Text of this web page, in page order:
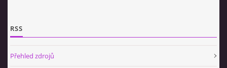
RSS
Přehled zdrojů